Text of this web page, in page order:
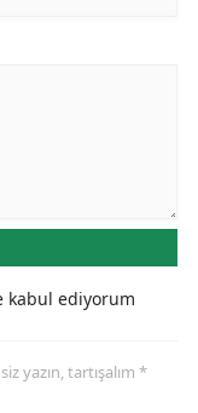
kabul ediyorum
yazın, tartışalım *